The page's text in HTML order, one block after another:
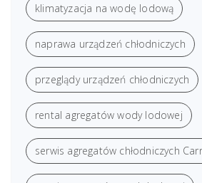
klimatyzacja na wodę lodową
naprawa urządzeń chłodniczych
przeglądy urządzeń chłodniczych
rental agregatów wody lodowej
serwis agregatów chłodniczych